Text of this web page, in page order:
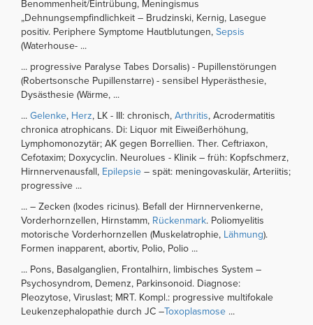
Benommenheit/Eintrübung, Meningismus
„Dehnungsempfindlichkeit – Brudzinski, Kernig, Lasegue
positiv. Periphere Symptome Hautblutungen, Sepsis
(Waterhouse- ...
... progressive Paralyse Tabes Dorsalis) - Pupillenstörungen
(Robertsonsche Pupillenstarre) - sensibel Hyperästhesie,
Dysästhesie (Wärme, ...
... Gelenke, Herz, LK - III: chronisch, Arthritis, Acrodermatitis
chronica atrophicans. Di: Liquor mit Eiweißerhöhung,
Lymphomonozytär; AK gegen Borrellien. Ther. Ceftriaxon,
Cefotaxim; Doxycyclin. Neurolues - Klinik – früh: Kopfschmerz,
Hirnnervenausfall, Epilepsie – spät: meningovaskulär, Arteriitis;
progressive ...
... – Zecken (Ixodes ricinus). Befall der Hirnnervenkerne,
Vorderhornzellen, Hirnstamm, Rückenmark. Poliomyelitis
motorische Vorderhornzellen (Muskelatrophie, Lähmung).
Formen inapparent, abortiv, Polio, Polio ...
... Pons, Basalganglien, Frontalhirn, limbisches System –
Psychosyndrom, Demenz, Parkinsonoid. Diagnose:
Pleozytose, Viruslast; MRT. Kompl.: progressive multifokale
Leukenzephalopathie durch JC –Toxoplasmose ...